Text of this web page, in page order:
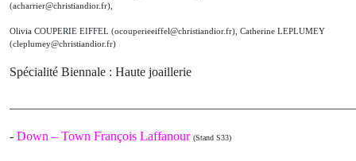
(acharrier@christiandior.fr),
Olivia COUPERIE EIFFEL (ocouperieeiffel@christiandior.fr) Catherine LEPLUMEY
(cleplumey@christiandior.fr)
Spécialité Biennale : Haute joaillerie
- Down – Town François Laffanour (Stand S33)